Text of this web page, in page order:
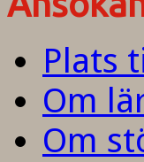
Plats
Om
Om